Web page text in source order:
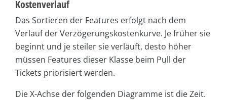
Kostenverlauf
Das Sortieren der Features erfolgt nach dem
Verlauf der Verzögerungskostenkurve. Je früher sie
beginnt und je steiler sie verläuft, desto höher
müssen Features dieser Klasse beim Pull der
Tickets priorisiert werden.
Die X-Achse der folgenden Diagramme ist die Zeit.